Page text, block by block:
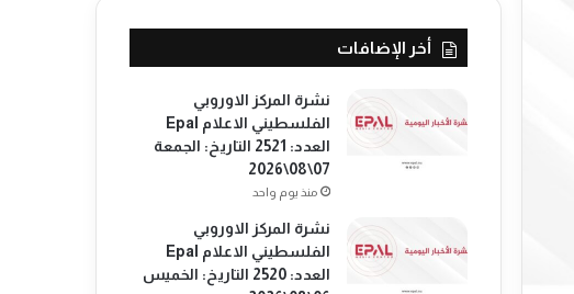
أخر الإضافات
نشرة المركز الاوروبي
الفلسطيني الاعلام Epal
العدد: 2521 التاريخ: الجمعة
07\08\2026
منذ يوم واحد
نشرة المركز الاوروبي
الفلسطيني الاعلام Epal
العدد: 2520 التاريخ: الخميس